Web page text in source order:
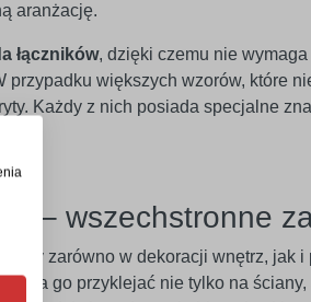
aranżację.
łączników, dzięki czemu nie
przypadku większych wzorów, które
Każdy z nich posiada specjalne
– wszechstronne
zarówno w dekoracji wnętrz, jak
go przyklejać nie tylko na